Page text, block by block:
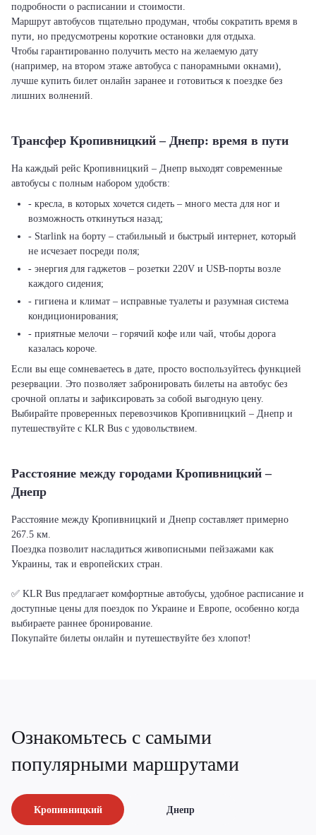
подробности о расписании и стоимости.
Маршрут автобусов тщательно продуман, чтобы сократить время в
пути, но предусмотрены короткие остановки для отдыха.
Чтобы гарантированно получить место на желаемую дату
(например, на втором этаже автобуса с панорамными окнами),
лучше купить билет онлайн заранее и готовиться к поездке без
лишних волнений.
Трансфер Кропивницкий – Днепр: время в пути
На каждый рейс Кропивницкий – Днепр выходят современные
автобусы с полным набором удобств:
- кресла, в которых хочется сидеть – много места для ног и
возможность откинуться назад;
- Starlink на борту – стабильный и быстрый интернет, который
не исчезает посреди поля;
- энергия для гаджетов – розетки 220V и USB-порты возле
каждого сидения;
- гигиена и климат – исправные туалеты и разумная система
кондиционирования;
- приятные мелочи – горячий кофе или чай, чтобы дорога
казалась короче.
Если вы еще сомневаетесь в дате, просто воспользуйтесь функцией
резервации. Это позволяет забронировать билеты на автобус без
срочной оплаты и зафиксировать за собой выгодную цену.
Выбирайте проверенных перевозчиков Кропивницкий – Днепр и
путешествуйте с KLR Bus с удовольствием.
Расстояние между городами Кропивницкий –
Днепр
Расстояние между Кропивницкий и Днепр составляет примерно
267.5 км.
Поездка позволит насладиться живописными пейзажами как
Украины, так и европейских стран.
✅ KLR Bus предлагает комфортные автобусы, удобное расписание и
доступные цены для поездок по Украине и Европе, особенно когда
выбираете раннее бронирование.
Покупайте билеты онлайн и путешествуйте без хлопот!
Ознакомьтесь с самыми
популярными маршрутами
Кропивницкий Днепр